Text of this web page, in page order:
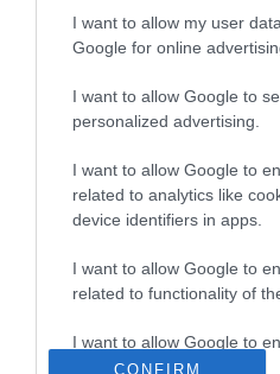
I want to allow my user
Google for online
I want to allow Google to
personalized advertising.
I want to allow Google to
related to analytics like
device identifiers in apps.
I want to allow Google to
related to functionality of
I want to allow Google to
related to personalization.
CONFIRM
ΑΑΔΕ: Διευκρινίσεις
για τα πρόστιμα σε
αφορούν τους ΦΗΜ
31.07.2026
Σ. Καλαφάτης: «Η
Τεχνητή Νοημοσύνη
δεν είναι απλώς μια
νέα τεχνολογία, είναι
επανάσταση»
Νέος οδηγός του ΕΚΤ
των ελληνικών
επιχειρήσεων στον